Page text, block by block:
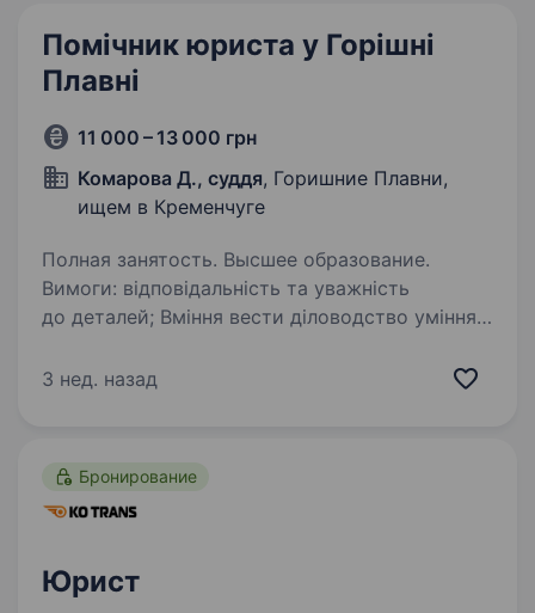
Помічник юриста у Горішні
Плавні
11 000 – 13 000 грн
Комарова Д., суддя, Горишние Плавни,
ищем в Кременчуге
Полная занятость. Высшее образование.
Вимоги: відповідальність та уважність
до деталей; Вміння вести діловодство уміння
комунікативні навички; вища/неповна вища
3 нед. назад
Бронирование
Юрист